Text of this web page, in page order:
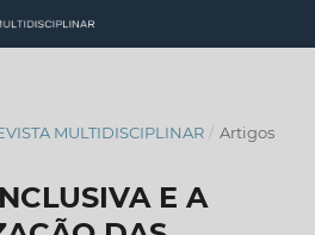
MULTIDISCIPLINAR / Artigos
E A